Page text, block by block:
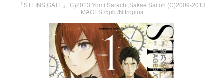
「STEINS;GATE」 C)2013 Yomi Sarachi,Sakae Saitoh (C)2009-2013
MAGES./5pb./Nitroplus